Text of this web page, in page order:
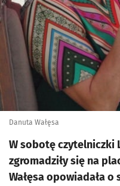
Danuta Wałęsa
W sobotę czytelniczki
zgromadziły się na
Wałęsa opowiadała